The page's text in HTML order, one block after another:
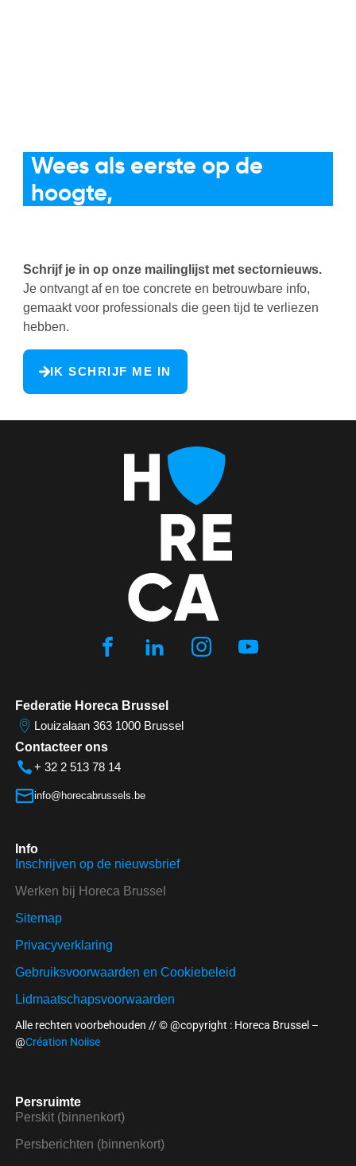
Wees als eerste op de
hoogte,
Schrijf je in op onze mailinglijst met sectornieuws.
Je ontvangt af en toe concrete en betrouwbare info,
gemaakt voor professionals die geen tijd te verliezen
hebben.
IK SCHRIJF ME IN
Federatie Horeca Brussel
Louizalaan 363 1000 Brussel
Contacteer ons
+ 32 2 513 78 14
info@horecabrussels.be
Persruimte
Perskit (binnenkort)
Persberichten (binnenkort)
Info
Inschrijven op de nieuwsbrief
Werken bij Horeca Brussel
Sitemap
Privacyverklaring
Gebruiksvoorwaarden en Cookiebeleid
Lidmaatschapsvoorwaarden
Alle rechten voorbehouden // © @copyright : Horeca Brussel –
@Création Noiise